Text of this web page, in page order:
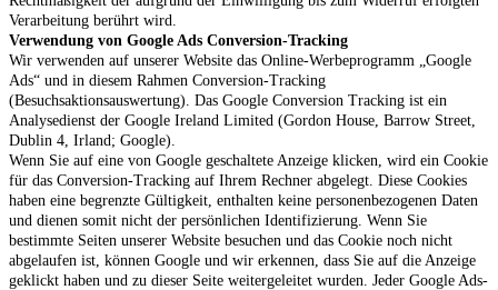
Verarbeitung berührt wird.
Verwendung von Google Ads Conversion-Tracking
Wir verwenden auf unserer Website das Online-Werbeprogramm „Google
Ads“ und in diesem Rahmen Conversion-Tracking
(Besuchsaktionsauswertung). Das Google Conversion Tracking ist ein
Analysedienst der Google Ireland Limited (Gordon House, Barrow Street,
Dublin 4, Irland; Google).
Wenn Sie auf eine von Google geschaltete Anzeige klicken, wird ein Cookie
für das Conversion-Tracking auf Ihrem Rechner abgelegt. Diese Cookies
haben eine begrenzte Gültigkeit, enthalten keine personenbezogenen Daten
und dienen somit nicht der persönlichen Identifizierung. Wenn Sie
bestimmte Seiten unserer Website besuchen und das Cookie noch nicht
abgelaufen ist, können Google und wir erkennen, dass Sie auf die Anzeige
geklickt haben und zu dieser Seite weitergeleitet wurden. Jeder Google Ads-